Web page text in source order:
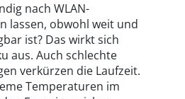
nach WLAN-
lassen, obwohl weit und
ist? Das wirkt sich
aus. Auch schlechte
verkürzen die Laufzeit.
Temperaturen im